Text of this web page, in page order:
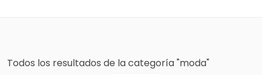
Todos los resultados de la categoría "moda"